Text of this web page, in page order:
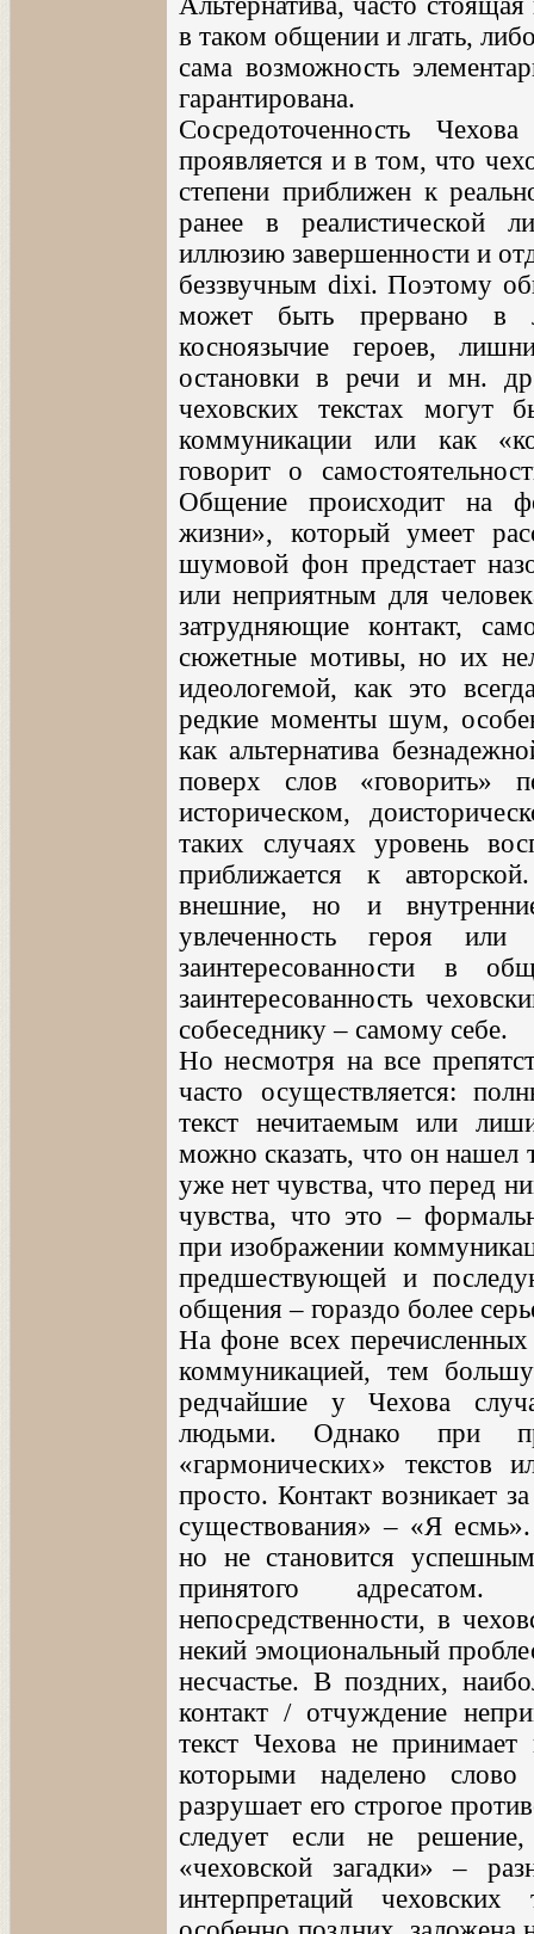
в таком общении и лгать,
сама возможность
гарантирована.
Сосредоточенность
проявляется и в том, что
степени приближен к
ранее в реалистической
иллюзию завершенности и
беззвучным dixi. Поэтому
может быть прервано в
косноязычие героев,
остановки в речи и мн.
чеховских текстах могут
коммуникации или как
говорит о
Общение происходит на
жизни», который умеет
шумовой фон предстает
или неприятным для
затрудняющие контакт,
сюжетные мотивы, но их
идеологемой, как это
редкие моменты шум,
как альтернатива
поверх слов «говорить»
историческом,
таких случаях уровень
приближается к
внешние, но и
увлеченность героя или
заинтересованности в
заинтересованность
собеседнику – самому себе.
Но несмотря на все
часто осуществляется:
текст нечитаемым или
можно сказать, что он нашел
уже нет чувства, что перед
чувства, что это –
при изображении
предшествующей и
общения – гораздо более
На фоне всех
коммуникацией, тем
редчайшие у Чехова
людьми. Однако при
«гармонических» текстов
просто. Контакт возникает
существования» – «Я
но не становится
принятого
непосредственности, в
некий эмоциональный
несчастье. В поздних,
контакт / отчуждение
текст Чехова не
которыми наделено
разрушает его строгое
следует если не
«чеховской загадки» –
интерпретаций